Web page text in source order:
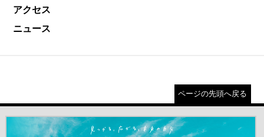
アクセス
ニュース
ページの先頭へ戻る
＃だから都立高（別ウインドウが開きます）